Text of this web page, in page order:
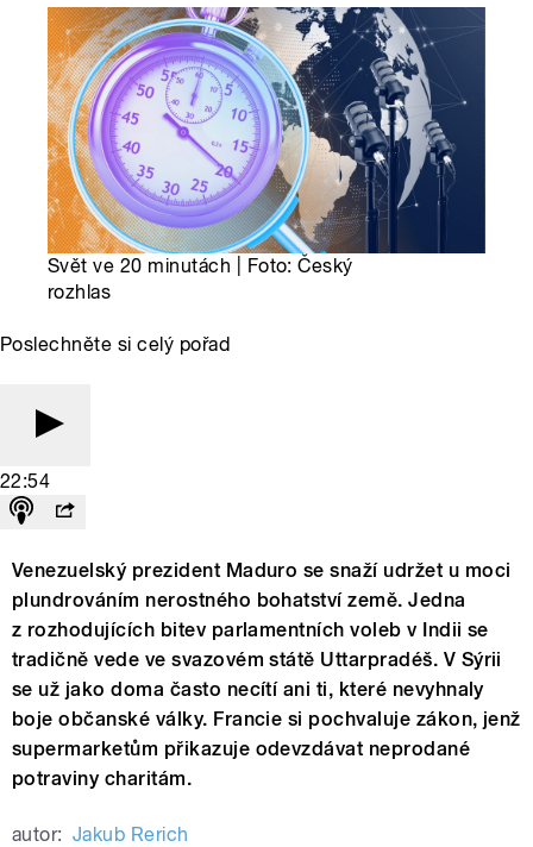
Svět ve 20 minutách | Foto: Český
rozhlas
Poslechněte si celý pořad
22:54
Venezuelský prezident Maduro se snaží udržet u moci
plundrováním nerostného bohatství země. Jedna
z rozhodujících bitev parlamentních voleb v Indii se
tradičně vede ve svazovém státě Uttarpradéš. V Sýrii
se už jako doma často necítí ani ti, které nevyhnaly
boje občanské války. Francie si pochvaluje zákon, jenž
supermarketům přikazuje odevzdávat neprodané
potraviny charitám.
autor: Jakub Rerich